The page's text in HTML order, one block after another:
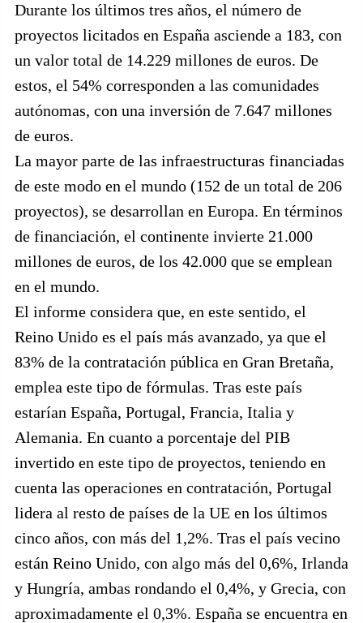
Durante los últimos tres años, el número de
proyectos licitados en España asciende a 183, con
un valor total de 14.229 millones de euros. De
estos, el 54% corresponden a las comunidades
autónomas, con una inversión de 7.647 millones
de euros.
La mayor parte de las infraestructuras financiadas
de este modo en el mundo (152 de un total de 206
proyectos), se desarrollan en Europa. En términos
de financiación, el continente invierte 21.000
millones de euros, de los 42.000 que se emplean
en el mundo.
El informe considera que, en este sentido, el
Reino Unido es el país más avanzado, ya que el
83% de la contratación pública en Gran Bretaña,
emplea este tipo de fórmulas. Tras este país
estarían España, Portugal, Francia, Italia y
Alemania. En cuanto a porcentaje del PIB
invertido en este tipo de proyectos, teniendo en
cuenta las operaciones en contratación, Portugal
lidera al resto de países de la UE en los últimos
cinco años, con más del 1,2%. Tras el país vecino
están Reino Unido, con algo más del 0,6%, Irlanda
y Hungría, ambas rondando el 0,4%, y Grecia, con
aproximadamente el 0,3%. España se encuentra en